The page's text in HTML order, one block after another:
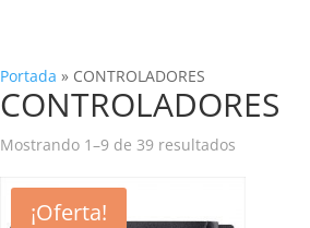
Portada » CONTROLADORES
CONTROLADORES
Mostrando 1–9 de 39 resultados
¡Oferta!